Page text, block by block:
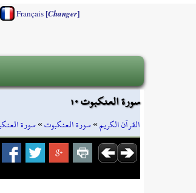
Français[Changer]
سورة العنكبوت ١٠
القرآن الكريم»سورة العنكبوت»سورة